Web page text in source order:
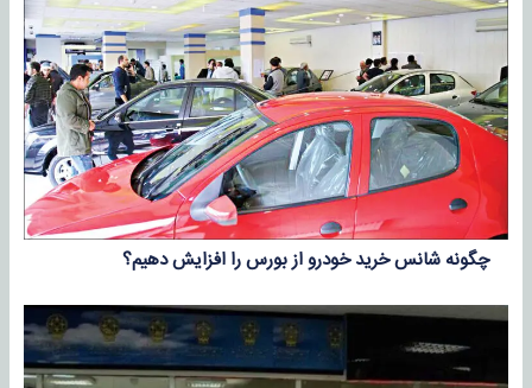
چگونه شانس خرید خودرو از بورس را افزایش دهیم؟